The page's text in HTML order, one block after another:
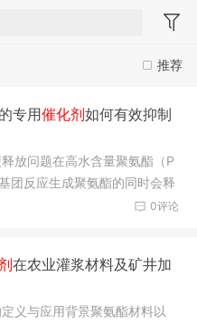
推荐
专用催化剂如何有效抑制
放问题在高水含量聚氨酯（P
团反应生成聚氨酯的同时会释
0评论
在农业灌浆材料及矿井加
义与应用背景聚氨酯材料以